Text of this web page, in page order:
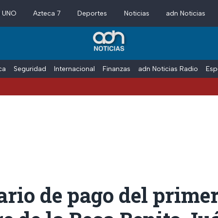
Azteca 7 Deportes Noticias adn Noticias
Seguridad Internacional Finanzas adn Noticias Radio
de pago del